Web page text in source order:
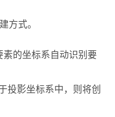
方式。
的坐标系自动识别要
投影坐标系中，则将创